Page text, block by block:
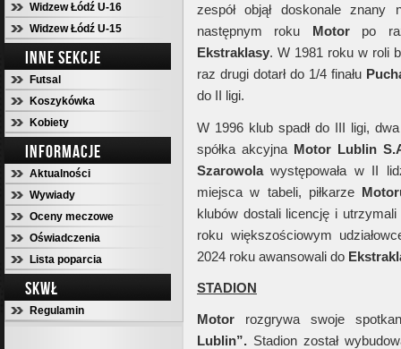
Widzew Łódź U-16
Widzew Łódź U-15
INNE SEKCJE
Futsal
Koszykówka
Kobiety
INFORMACJE
Aktualności
Wywiady
Oceny meczowe
Oświadczenia
Lista poparcia
SKWŁ
Regulamin
zespół objął doskonale
następnym roku Motorpo raz
Ekstraklasy. W 1981 roku w roli
raz drugi dotarł do 1/4 finału
do II ligi.
W 1996 klub spadł do III ligi,
spółka akcyjna Motor Lublin
Szarowolawystępowała w II
miejsca w tabeli, piłkarze
klubów dostali licencję i
roku większościowym
2024 roku awansowali do
STADION
Motor rozgrywa swoje
Lublin”. Stadion został